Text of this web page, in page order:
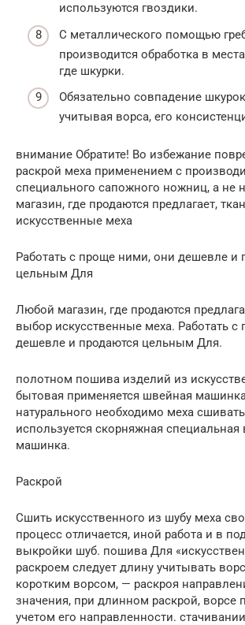
используются гвоздики.
С металлического помощью
производится обработка в
где шкурки.
Обязательно совпадение
учитывая ворса, его
внимание Обратите! Во избежание
раскрой меха применением с
специального сапожного ножниц, а не
магазин, где продаются предлагает,
искусственные меха
Работать с проще ними, они дешевле и
цельным Для
Любой магазин, где продаются
выбор искусственные меха. Работать
дешевле и продаются цельным Для.
полотном пошива изделий из
бытовая применяется швейная
натурального необходимо меха
используется скорняжная специальная
машинка.
Раскрой
Сшить искусственного из шубу меха
процесс отличается, иной работа и в
выкройки шуб. пошива Для
раскроем следует длину учитывать
коротким ворсом, — раскроя
значения, при длинном раскрой, ворсе
учетом его направленности.